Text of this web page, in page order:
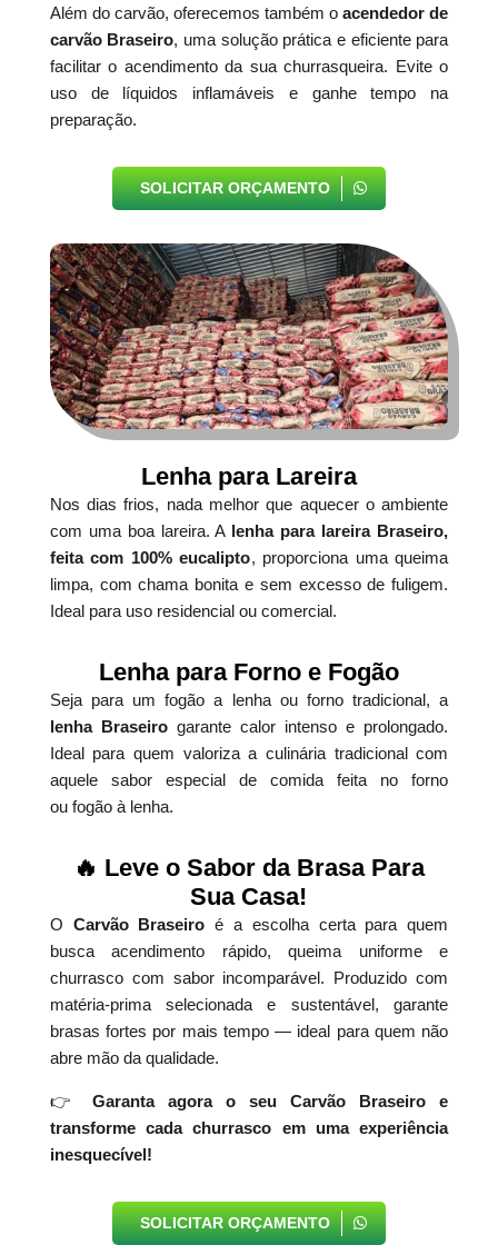
Além do carvão, oferecemos também oacendedor de
carvão Braseiro, uma solução prática e eficiente para
facilitar o acendimento da sua churrasqueira. Evite o
uso de líquidos inflamáveis e ganhe tempo na
preparação.
SOLICITAR ORÇAMENTO
Lenha para Lareira
Nos dias frios, nada melhor que aquecer o ambiente
com uma boa lareira. A lenha para lareira Braseiro,
feita com 100% eucalipto, proporciona uma queima
limpa, com chama bonita e sem excesso de fuligem.
Ideal para uso residencial ou comercial.
Lenha para Forno e Fogão
Seja para um fogão a lenha ou forno tradicional, a
lenha Braseirogarante calor intenso e prolongado.
Ideal para quem valoriza a culinária tradicional com
aquele sabor especial de comida feita no forno
ou fogão à lenha.
🔥 Leve o Sabor da Brasa Para
Sua Casa!
O Carvão Braseiro é a escolha certa para quem
busca acendimento rápido, queima uniforme e
churrasco com sabor incomparável. Produzido com
matéria-prima selecionada e sustentável, garante
brasas fortes por mais tempo — ideal para quem não
abre mão da qualidade.
👉
Garanta agora o seu Carvão Braseiro e
transforme cada churrasco em uma experiência
inesquecível!
SOLICITAR ORÇAMENTO